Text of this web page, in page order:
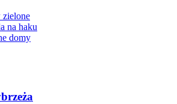
na haku
domy